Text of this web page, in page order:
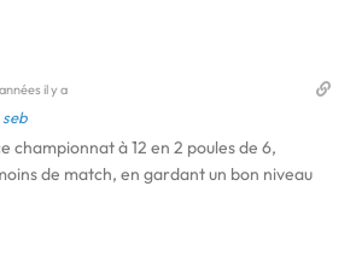
il y a
seb
championnat à 12 en 2 poules de 6,
de match, en gardant un bon niveau